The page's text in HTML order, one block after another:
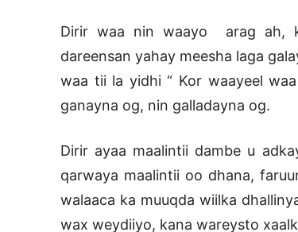
Dirir waa nin waayo arag ah,
dareensan yahay meesha laga
waa tii la yidhi “ Kor waayeel
ganayna og, nin galladayna og.
Dirir ayaa maalintii dambe u
qarwaya maalintii oo dhana,
walaaca ka muuqda wiilka
wax weydiiyo, kana wareysto